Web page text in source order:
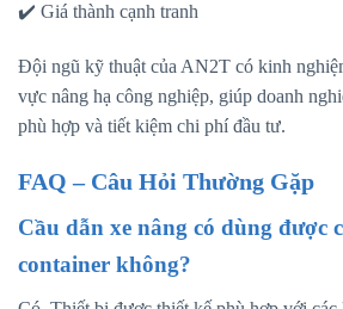
✔️ Giá thành cạnh tranh
Đội ngũ kỹ thuật của AN2T có kinh
vực nâng hạ công nghiệp, giúp doanh
phù hợp và tiết kiệm chi phí đầu tư.
FAQ – Câu Hỏi Thường Gặp
Cầu dẫn xe nâng có dùng được
container không?